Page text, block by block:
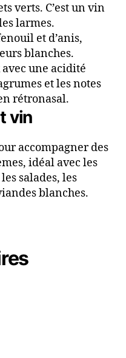
verts. C’est un vin
larmes.
et d’anis,
blanches.
une acidité
et les notes
rétronasal.
vin
accompagner des
idéal avec les
salades, les
blanches.